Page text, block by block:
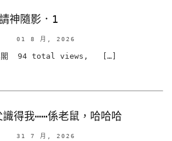
神隨影．1
01 8 月, 2026
閣 94 total views, […]
識得我⋯⋯係老鼠，哈哈哈
31 7 月, 2026